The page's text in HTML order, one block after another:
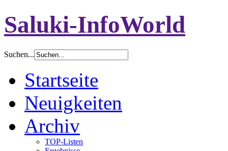
Saluki-InfoWorld
Suchen...
Startseite
Neuigkeiten
Archiv
TOP-Listen